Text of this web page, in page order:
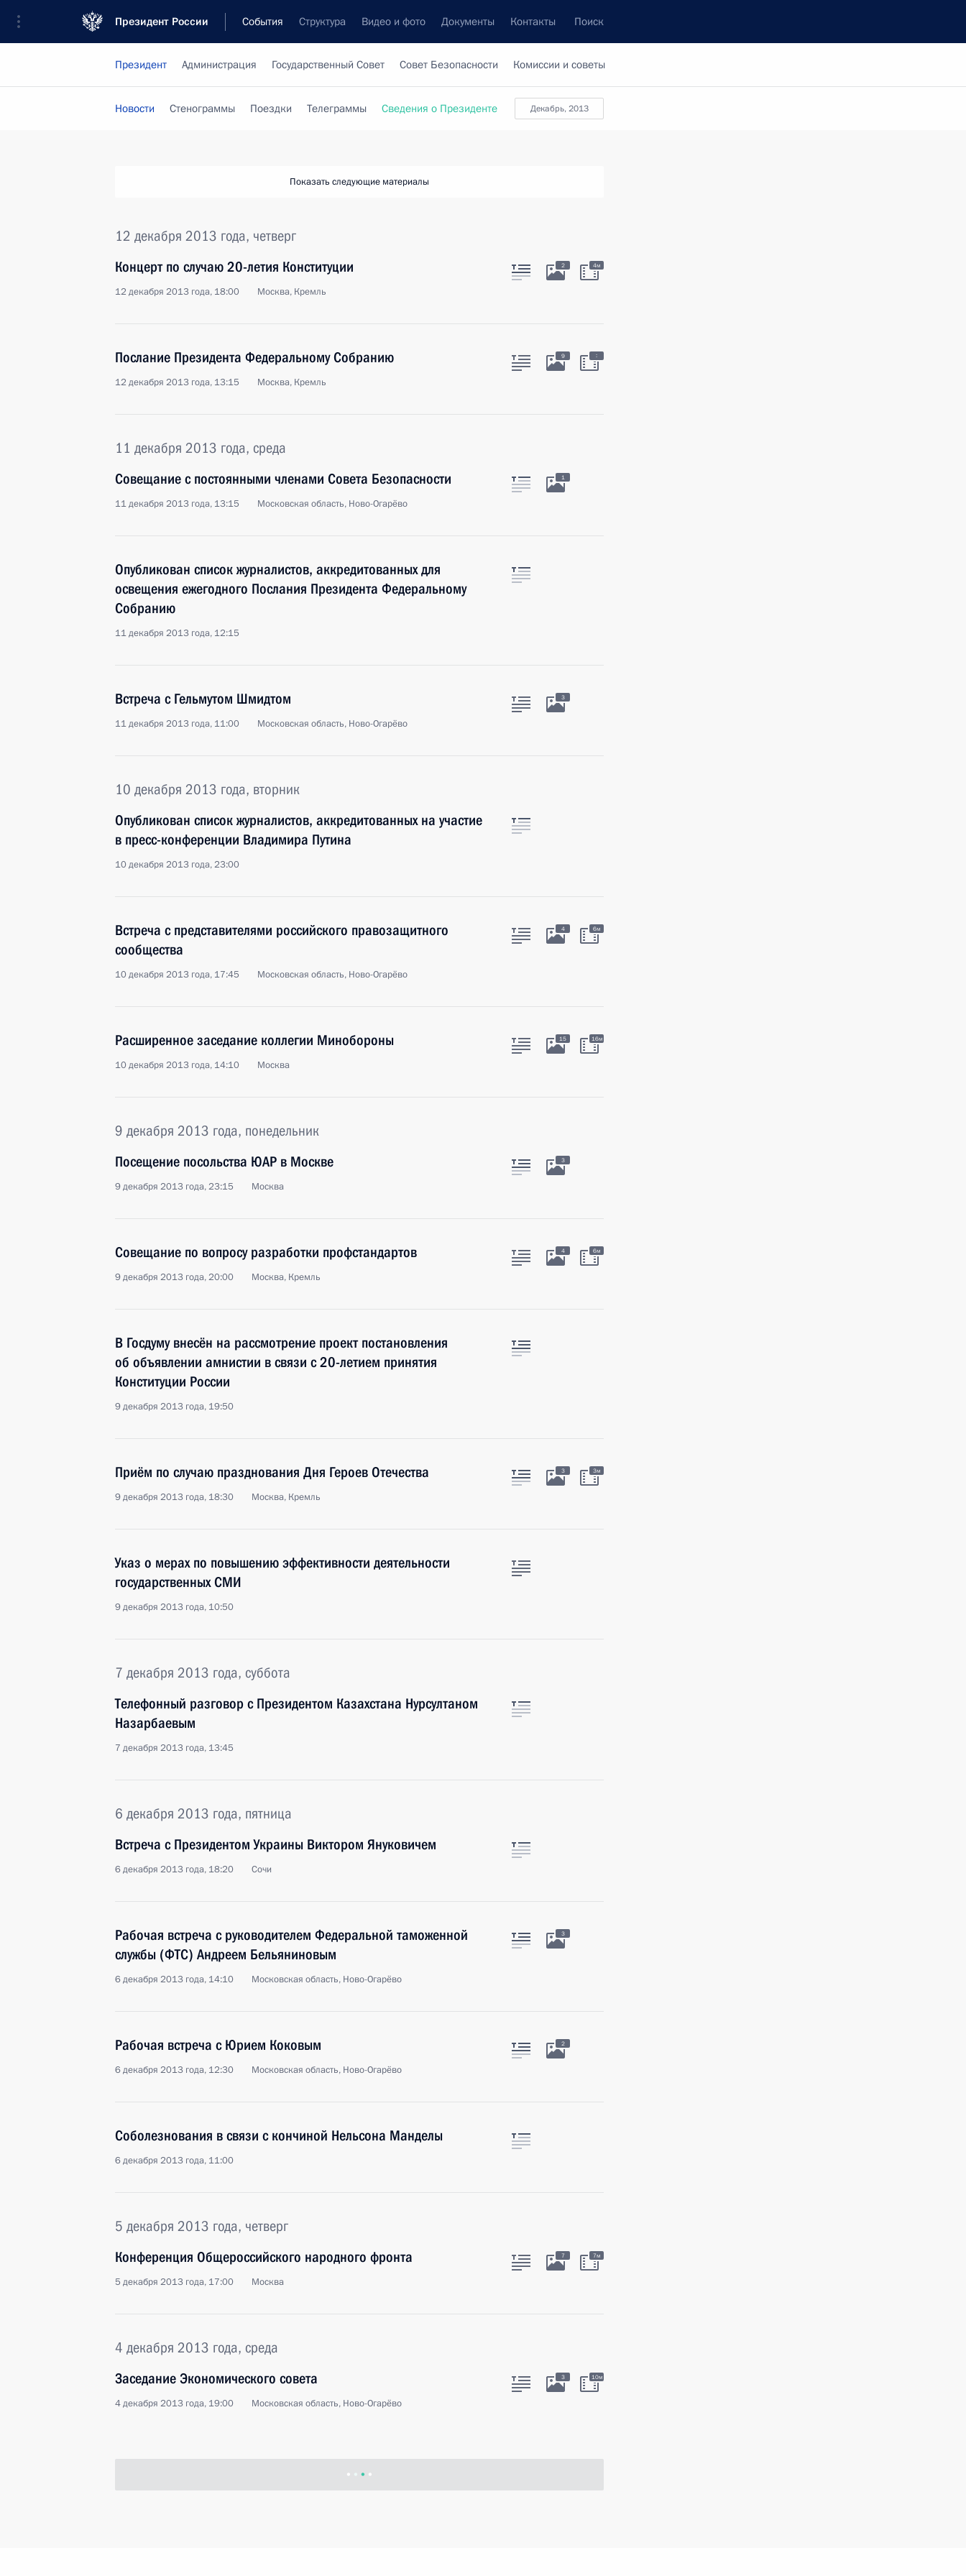
Президент России События Структура Видео и фото Документы Контакты Поиск
Президент Администрация Государственный Совет Совет Безопасности Комиссии и советы
декабрь, 2013
Новости Стенограммы Поездки Телеграммы Сведения о Президенте
Показать следующие материалы
12 декабря 2013 года, четверг
Концерт по случаю 20-летия Конституции
12 декабря 2013 года, 18:00 Москва, Кремль
2 4м
Послание Президента Федеральному Собранию
12 декабря 2013 года, 13:15 Москва, Кремль
9 :
11 декабря 2013 года, среда
Совещание с постоянными членами Совета Безопасности
11 декабря 2013 года, 13:15 Московская область, Ново-Огарёво
1
Опубликован список журналистов, аккредитованных для
освещения ежегодного Послания Президента Федеральному
Собранию
11 декабря 2013 года, 12:15
Встреча с Гельмутом Шмидтом
11 декабря 2013 года, 11:00 Московская область, Ново-Огарёво
3
10 декабря 2013 года, вторник
Опубликован список журналистов, аккредитованных на участие
в пресс-конференции Владимира Путина
10 декабря 2013 года, 23:00
Встреча с представителями российского правозащитного
сообщества
10 декабря 2013 года, 17:45 Московская область, Ново-Огарёво
4 6м
Расширенное заседание коллегии Минобороны
10 декабря 2013 года, 14:10 Москва
15 16м
9 декабря 2013 года, понедельник
Посещение посольства ЮАР в Москве
9 декабря 2013 года, 23:15 Москва
3
Совещание по вопросу разработки профстандартов
9 декабря 2013 года, 20:00 Москва, Кремль
4 6м
В Госдуму внесён на рассмотрение проект постановления
об объявлении амнистии в связи с 20-летием принятия
Конституции России
9 декабря 2013 года, 19:50
Приём по случаю празднования Дня Героев Отечества
9 декабря 2013 года, 18:30 Москва, Кремль
3 3м
Указ о мерах по повышению эффективности деятельности
государственных СМИ
9 декабря 2013 года, 10:50
7 декабря 2013 года, суббота
Телефонный разговор с Президентом Казахстана Нурсултаном
Назарбаевым
7 декабря 2013 года, 13:45
6 декабря 2013 года, пятница
Встреча с Президентом Украины Виктором Януковичем
6 декабря 2013 года, 18:20 Сочи
Рабочая встреча с руководителем Федеральной таможенной
службы (ФТС) Андреем Бельяниновым
6 декабря 2013 года, 14:10 Московская область, Ново-Огарёво
3
Рабочая встреча с Юрием Коковым
6 декабря 2013 года, 12:30 Московская область, Ново-Огарёво
2
Соболезнования в связи с кончиной Нельсона Манделы
6 декабря 2013 года, 11:00
5 декабря 2013 года, четверг
Конференция Общероссийского народного фронта
5 декабря 2013 года, 17:00 Москва
7 7м
4 декабря 2013 года, среда
Заседание Экономического совета
4 декабря 2013 года, 19:00 Московская область, Ново-Огарёво
3 10м
Встреча с Председателем Совета по правам человека Михаилом